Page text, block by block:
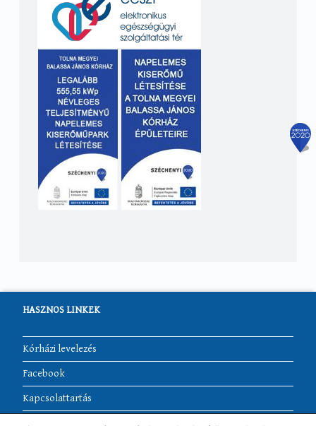
HASZNOS LINKEK
Kórházi levelezés
Facebook
Kapcsolattartás
Akadálymentesítési nyilatkozat